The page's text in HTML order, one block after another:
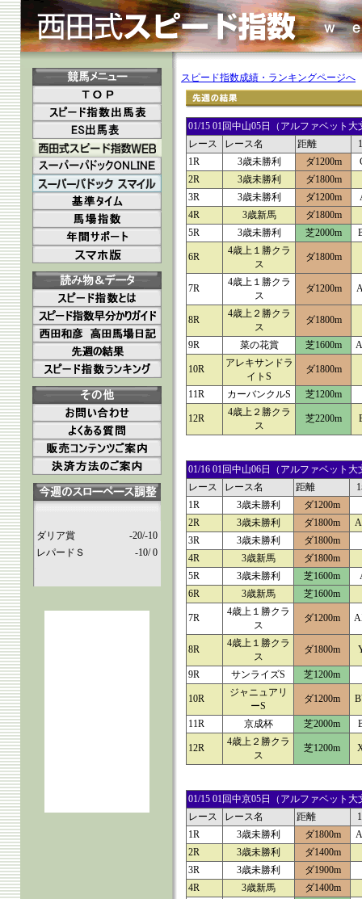
ダリア賞
-20/-10
レパードＳ
-10/ 0
スピード指数成績・ランキングページへ
01/15 01回中山05日（アルファベット
レース
レース名 距離
1R
3歳未勝利 ダ1200m
2R
3歳未勝利
ダ1800m
3R
3歳未勝利 ダ1200m
4R
3歳新馬
ダ1800m
5R
3歳未勝利 芝2000m
6R
4歳上１勝クラ
ス
ダ1800m
7R
4歳上１勝クラ
ス
ダ1200m
8R
4歳上２勝クラ
ス
ダ1800m
9R 菜の花賞 芝1600m
10R
アレキサンドラ
イトS
ダ1800m
11R カーバンクルS 芝1200m
12R
4歳上２勝クラ
ス
芝2200m
01/16 01回中山06日（アルファベット
レース
レース名 距離
1R
3歳未勝利
ダ1200m
2R
3歳未勝利 ダ1800m
3R
3歳未勝利
ダ1800m
4R
3歳新馬 ダ1800m
5R
3歳未勝利 芝1600m
6R
3歳新馬 芝1600m
7R
4歳上１勝クラ
ス
ダ1200m
8R
4歳上１勝クラ
ス
ダ1800m
9R サンライズS 芝1200m
10R
ジャニュアリ
ーS
ダ1200m
11R 京成杯 芝2000m
12R
4歳上２勝クラ
ス
芝1200m
01/15 01回中京05日（アルファベット
レース
レース名 距離
1R
3歳未勝利 ダ1800m
2R
3歳未勝利
ダ1400m
3R
3歳未勝利
ダ1900m
4R
3歳新馬
ダ1400m